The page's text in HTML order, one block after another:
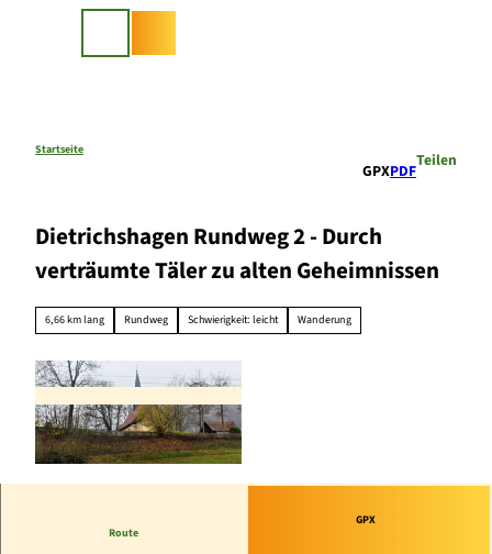
Startseite
GPXPDF
Teilen
Dietrichshagen Rundweg 2 - Durch
verträumte Täler zu alten Geheimnissen
6,66 km lang Rundweg Schwierigkeit: leicht Wanderung
ngen |CC-BY-SA
Route
GPX